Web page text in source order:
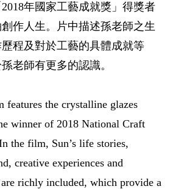
年國家工藝成就獎」得獎者
作人生。片中描述孫老師之生
程及對於工藝的具體成就等
老師有更多的認識。
features the crystalline glazes
winner of 2018 National Craft
the film, Sun’s life stories,
creative experiences and
richly included, which provide a